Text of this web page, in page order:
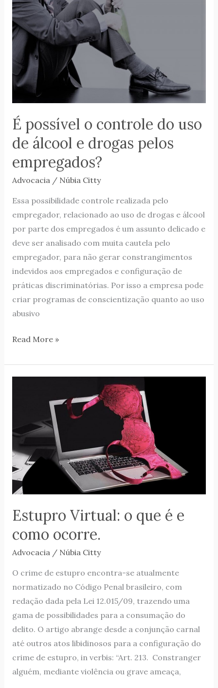
É possível o controle do uso
de álcool e drogas pelos
empregados?
Advocacia/ Núbia Citty
Essa possibilidade controle realizada pelo
empregador, relacionado ao uso de drogas e álcool
por parte dos empregados é um assunto delicado e
deve ser analisado com muita cautela pelo
empregador, para não gerar constrangimentos
indevidos aos empregados e configuração de
práticas discriminatórias. Por isso a empresa pode
criar programas de conscientização quanto ao uso
abusivo
o
controle
do
uso
de
álcool
pelos
empregados?
Read More »
Estupro Virtual: o que é e
como ocorre.
Advocacia/ Núbia Citty
O crime de estupro encontra-se atualmente
normatizado no Código Penal brasileiro, com
redação dada pela Lei 12.015/09, trazendo uma
gama de possibilidades para a consumação do
delito. O artigo abrange desde a conjunção carnal
até outros atos libidinosos para a configuração do
crime de estupro, in verbis: “Art. 213. Constranger
alguém, mediante violência ou grave ameaça,
é
e
como
ocorre.